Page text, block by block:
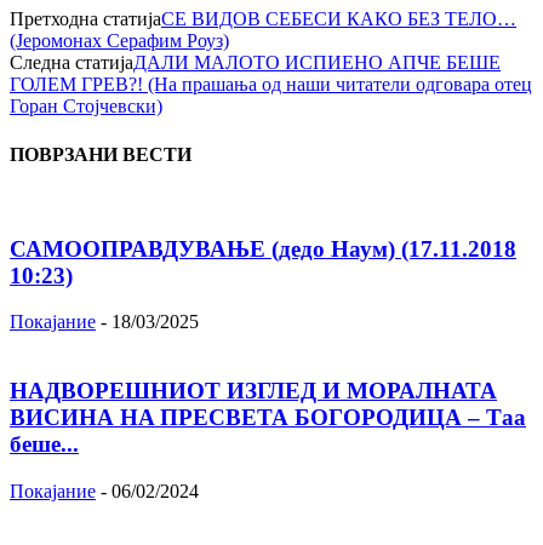
Претходна статијаСЕ ВИДОВ СЕБЕСИ КАКО БЕЗ ТЕЛО…
(Јеромонах Серафим Роуз)
Следна статијаДАЛИ МАЛОТО ИСПИЕНО АПЧЕ БЕШЕ
ГОЛЕМ ГРЕВ?! (На прашања од наши читатели одговара отец
Горан Стојчевски)
ПОВРЗАНИ ВЕСТИ
САМООПРАВДУВАЊЕ (дедо Наум) (17.11.2018
10:23)
Покајание - 18/03/2025
НАДВОРЕШНИОТ ИЗГЛЕД И МОРАЛНАТА
ВИСИНА HA ПРЕСВЕТА БОГОРОДИЦА – Таа
беше...
Покајание - 06/02/2024